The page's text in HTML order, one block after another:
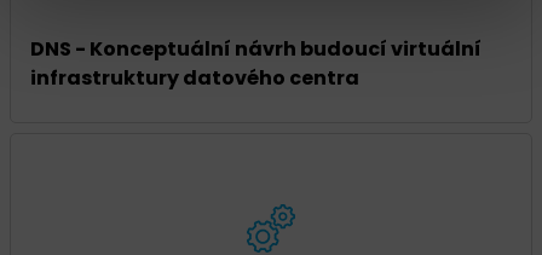
DNS - Konceptuální návrh budoucí virtuální
infrastruktury datového centra